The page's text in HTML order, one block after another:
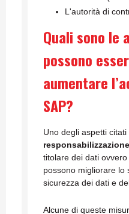
L'autorità di
Quali sono le
possono
aumentare
SAP?
Uno degli aspetti
titolare dei dati
possono migliorare lo
sicurezza dei dati e
Alcune di queste